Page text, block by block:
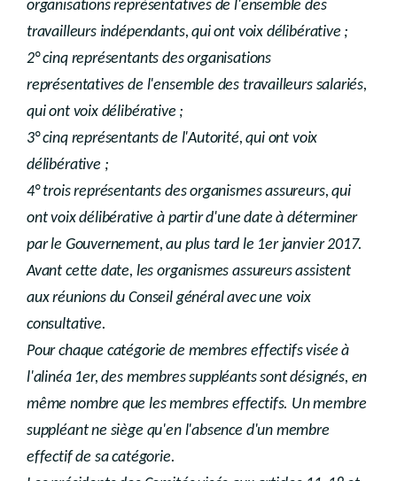
organisations représentatives de l'ensemble des
travailleurs indépendants, qui ont voix délibérative ;
2° cinq représentants des organisations
représentatives de l'ensemble des travailleurs salariés,
qui ont voix délibérative ;
3° cinq représentants de l'Autorité, qui ont voix
délibérative ;
4° trois représentants des organismes assureurs, qui
ont voix délibérative à partir d'une date à déterminer
par le Gouvernement, au plus tard le 1er janvier 2017.
Avant cette date, les organismes assureurs assistent
aux réunions du Conseil général avec une voix
consultative.
Pour chaque catégorie de membres effectifs visée à
l'alinéa 1er, des membres suppléants sont désignés, en
même nombre que les membres effectifs. Un membre
suppléant ne siège qu'en l'absence d'un membre
effectif de sa catégorie.